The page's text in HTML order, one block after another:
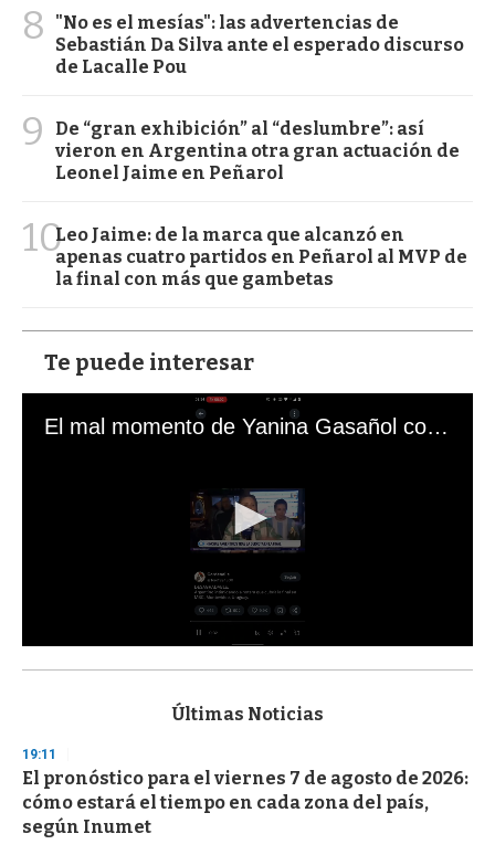
8
"No es el mesías": las advertencias de
Sebastián Da Silva ante el esperado discurso
de Lacalle Pou
9
De “gran exhibición” al “deslumbre”: así
vieron en Argentina otra gran actuación de
Leonel Jaime en Peñarol
10Leo Jaime: de la marca que alcanzó en
apenas cuatro partidos en Peñarol al MVP de
la final con más que gambetas
Te puede interesar
El mal momento de Yanina Gasañol con un hincha argentino en "Subrayado"
s
d
s
o
f
3
Últimas Noticias
19:11
El pronóstico para el viernes 7 de agosto de 2026:
cómo estará el tiempo en cada zona del país,
según Inumet